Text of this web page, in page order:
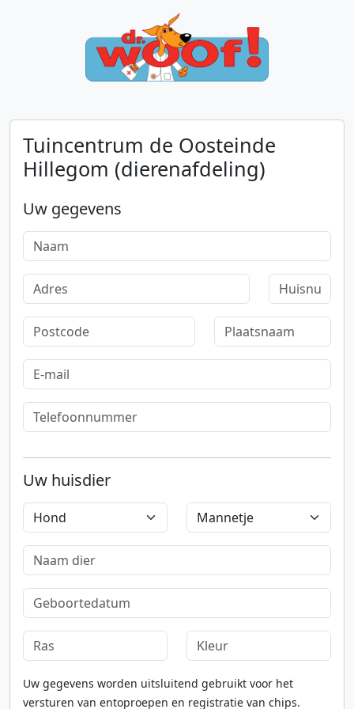
Tuincentrum de Oosteinde
Hillegom (dierenafdeling)
Uw gegevens
Uw huisdier
Uw gegevens worden uitsluitend gebruikt voor het
versturen van entoproepen en registratie van chips.